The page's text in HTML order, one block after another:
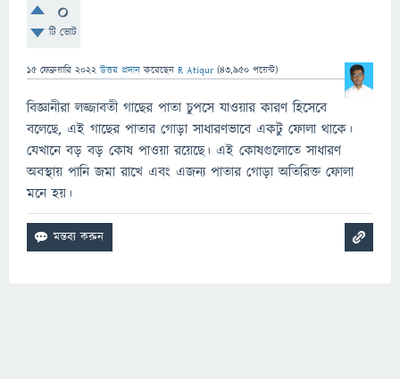
0
টি ভোট
15 ফেব্রুয়ারি 2022 উত্তর প্রদান করেছেন R Atiqur (43,950 পয়েন্ট)
বিজ্ঞানীরা লজ্জাবতী গাছের পাতা চুপসে যাওয়ার কারণ হিসেবে
বলেছে, এই গাছের পাতার গোড়া সাধারণভাবে একটু ফোলা থাকে।
যেখানে বড় বড় কোষ পাওয়া রয়েছে। এই কোষগুলোতে সাধারণ
অবস্থায় পানি জমা রাখে এবং এজন্য পাতার গোড়া অতিরিক্ত ফোলা
মনে হয়।